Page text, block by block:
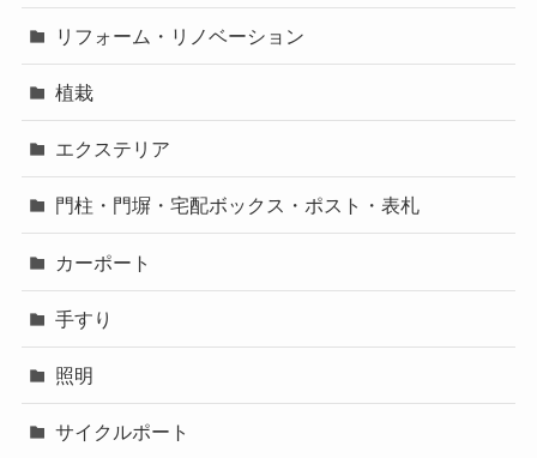
リフォーム・リノベーション
植栽
エクステリア
門柱・門塀・宅配ボックス・ポスト・表札
カーポート
手すり
照明
サイクルポート